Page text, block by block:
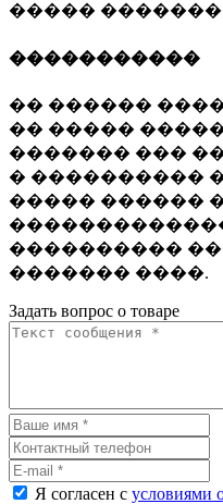
�����
�����������
�� ������
�� �����
������� ���
� ����������
����� ������
����������
������� ����.
Задать вопрос о товаре
Я согласен с условиями